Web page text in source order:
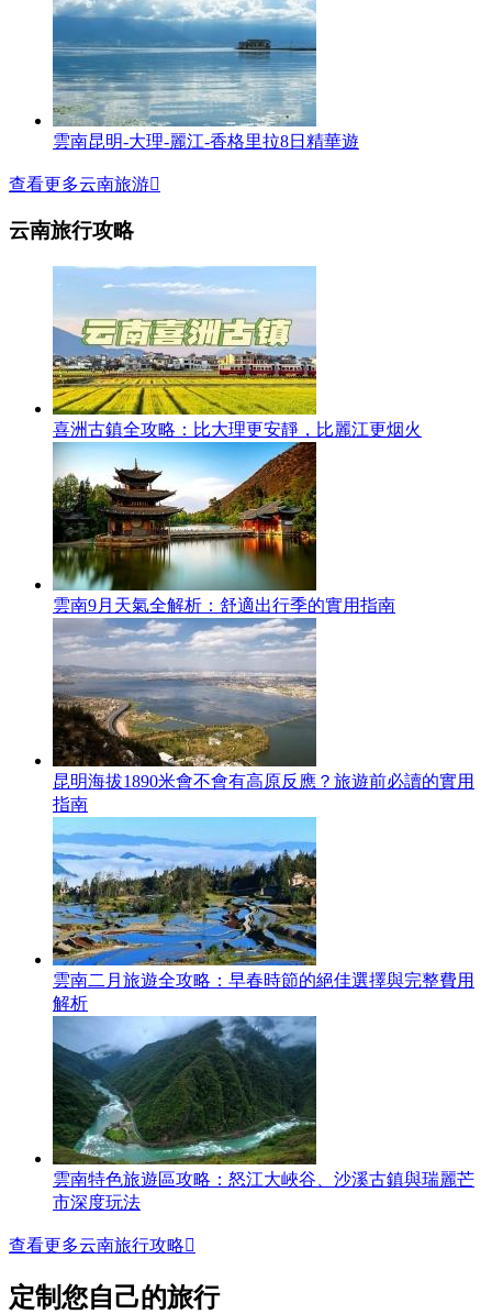
雲南昆明-大理-麗江-香格里拉8日精華遊
查看更多云南旅游
云南旅行攻略
喜洲古鎮全攻略：比大理更安靜，比麗江更烟火
雲南9月天氣全解析：舒適出行季的實用指南
昆明海拔1890米會不會有高原反應？旅遊前必讀的實用
指南
雲南二月旅遊全攻略：早春時節的絕佳選擇與完整費用
解析
雲南特色旅遊區攻略：怒江大峽谷、沙溪古鎮與瑞麗芒
市深度玩法
查看更多云南旅行攻略
定制您自己的旅行